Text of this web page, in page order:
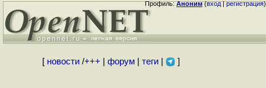
Профиль:Аноним(вход|регистрация)
[ новости/+++ форум| теги| ]